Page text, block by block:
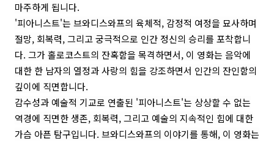
마주하게 됩니다.
'피아니스트'는 브와디스와프의 육체적, 감정적 여정을 묘사하며
절망, 회복력, 그리고 궁극적으로 인간 정신의 승리를 포착합니
다. 그가 홀로코스트의 잔혹함을 목격하면서, 이 영화는 음악에
대한 한 남자의 열정과 사랑의 힘을 강조하면서 인간의 잔인함의
깊이에 직면합니다.
감수성과 예술적 기교로 연출된 '피아니스트'는 상상할 수 없는
역경에 직면한 생존, 회복력, 그리고 예술의 지속적인 힘에 대한
가슴 아픈 탐구입니다. 브와디스와프의 이야기를 통해, 이 영화는